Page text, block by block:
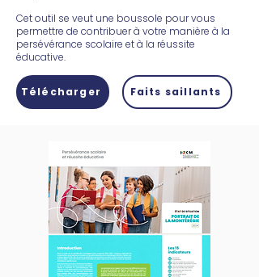
Cet outil se veut une boussole pour vous
permettre de contribuer à votre manière à la
persévérance scolaire et à la réussite
éducative.
Télécharger Faits saillants